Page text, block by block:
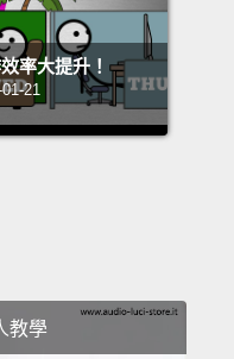
率大提升！
21
教學